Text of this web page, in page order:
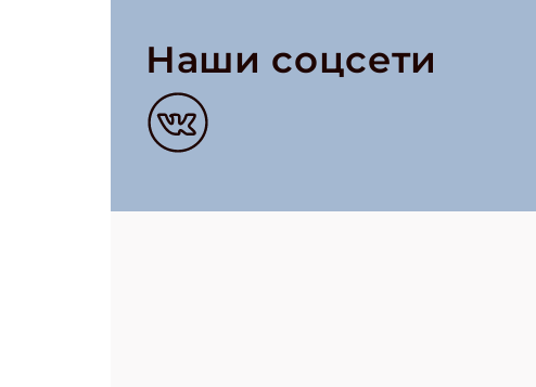
Наши соцсети